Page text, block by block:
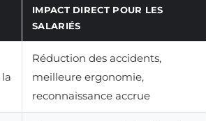
IMPACT DIRECT POUR LES
SALARIÉS
Réduction des accidents,
meilleure ergonomie,
reconnaissance accrue